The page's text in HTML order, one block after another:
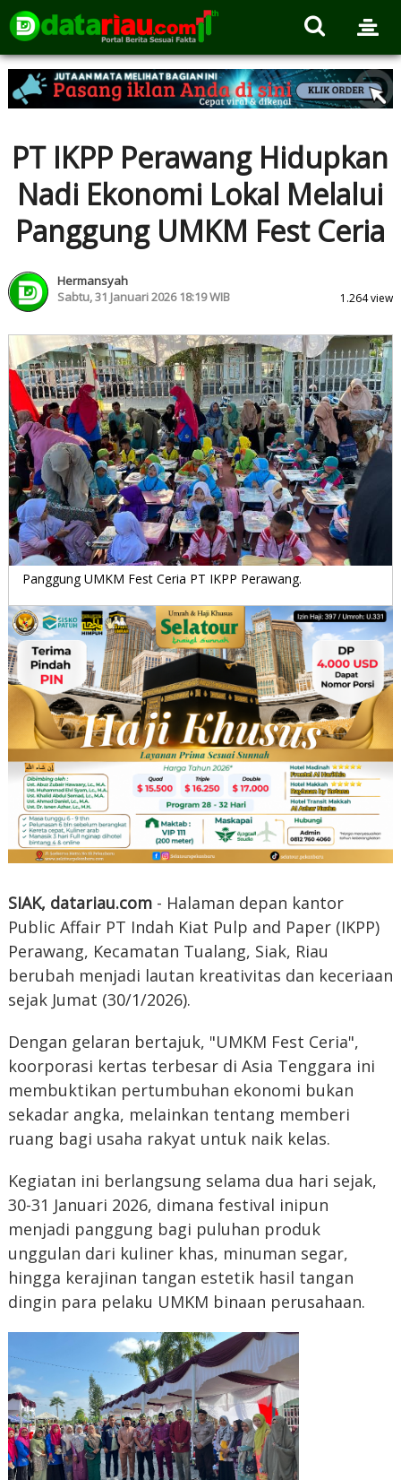
PT IKPP Perawang Hidupkan
Nadi Ekonomi Lokal Melalui
Panggung UMKM Fest Ceria
Hermansyah
Sabtu, 31 Januari 2026 18:19 WIB
1.264 view
Panggung UMKM Fest Ceria PT IKPP Perawang.
SIAK, datariau.com- Halaman depan kantor
Public Affair PT Indah Kiat Pulp and Paper (IKPP)
Perawang, Kecamatan Tualang, Siak, Riau
berubah menjadi lautan kreativitas dan keceriaan
sejak Jumat (30/1/2026).
Dengan gelaran bertajuk, "UMKM Fest Ceria",
koorporasi kertas terbesar di Asia Tenggara ini
membuktikan pertumbuhan ekonomi bukan
sekadar angka, melainkan tentang memberi
ruang bagi usaha rakyat untuk naik kelas.
Kegiatan ini berlangsung selama dua hari sejak,
30-31 Januari 2026, dimana festival inipun
menjadi panggung bagi puluhan produk
unggulan dari kuliner khas, minuman segar,
hingga kerajinan tangan estetik hasil tangan
dingin para pelaku UMKM binaan perusahaan.